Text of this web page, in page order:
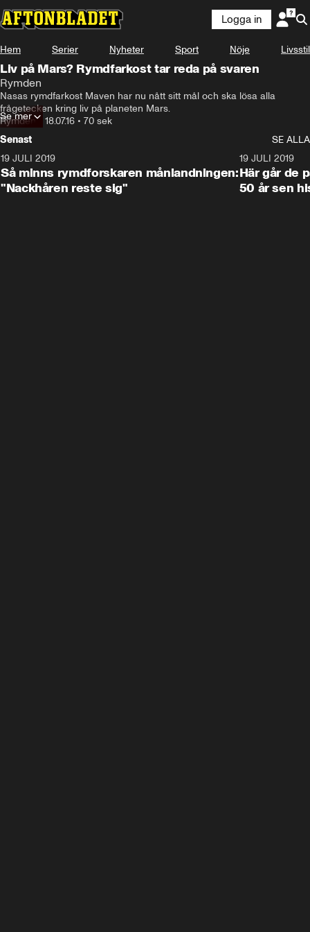
Logga in
Hem Serier Nyheter Sport Nöje Livsstil
Liv på Mars? Rymdfarkost tar reda på svaren
Rymden
Nasas rymdfarkost Maven har nu nått sitt mål och ska lösa alla
frågetecken kring liv på planeten Mars.
Rymden• 18.07.16 • 70 sek
Se mer
Senast
SE ALLA
19 JULI 2019
Så minns rymdforskaren månlandningen:
"Nackhåren reste sig"
19 JULI 2019
Här går de
50 år sen